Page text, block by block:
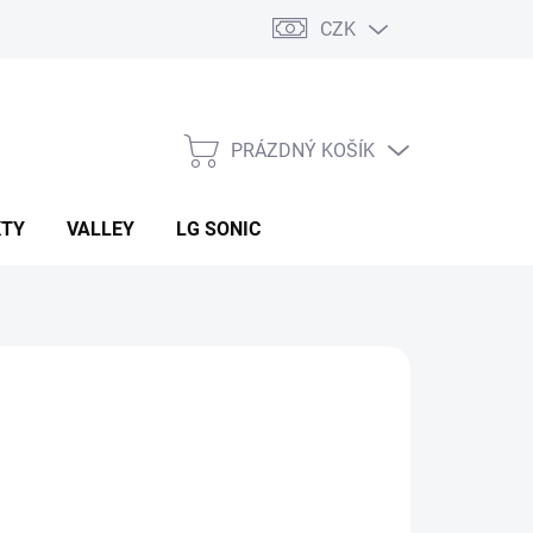
CZK
NÁKUPNÍ
PRÁZDNÝ KOŠÍK
VALLEY LG SONIC